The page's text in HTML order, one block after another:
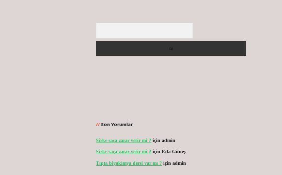
Son Yorumlar
Sirke saça zarar verir mi ? içinadmin
Sirke saça zarar verir mi ? içinEda Güneş
Tıpta biyokimya dersi var mı ? içinadmin